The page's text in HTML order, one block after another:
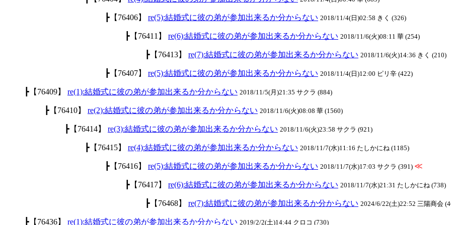
┣【76406】 re(5):結婚式に彼の弟が参加出来るか分からない 2018/11/4(日)02:58 きく (326)
┣【76411】 re(6):結婚式に彼の弟が参加出来るか分からない 2018/11/6(火)08:11 華 (254)
┣【76413】 re(7):結婚式に彼の弟が参加出来るか分からない 2018/11/6(火)14:36 きく (210)
┣【76407】 re(5):結婚式に彼の弟が参加出来るか分からない 2018/11/4(日)12:00 ピリ辛 (422)
┣【76409】 re(1):結婚式に彼の弟が参加出来るか分からない 2018/11/5(月)21:35 サクラ (884)
┣【76410】 re(2):結婚式に彼の弟が参加出来るか分からない 2018/11/6(火)08:08 華 (1560)
┣【76414】 re(3):結婚式に彼の弟が参加出来るか分からない 2018/11/6(火)23:58 サクラ (921)
┣【76415】 re(4):結婚式に彼の弟が参加出来るか分からない 2018/11/7(水)11:16 たしかにね (1185)
┣【76416】 re(5):結婚式に彼の弟が参加出来るか分からない 2018/11/7(水)17:03 サクラ (391) ≪
┣【76417】 re(6):結婚式に彼の弟が参加出来るか分からない 2018/11/7(水)21:31 たしかにね (738)
┣【76468】 re(7):結婚式に彼の弟が参加出来るか分からない 2024/6/22(土)22:52 三陽商会
┣【76436】 re(1):結婚式に彼の弟が参加出来るか分からない 2019/2/2(土)14:44 クロコ (730)